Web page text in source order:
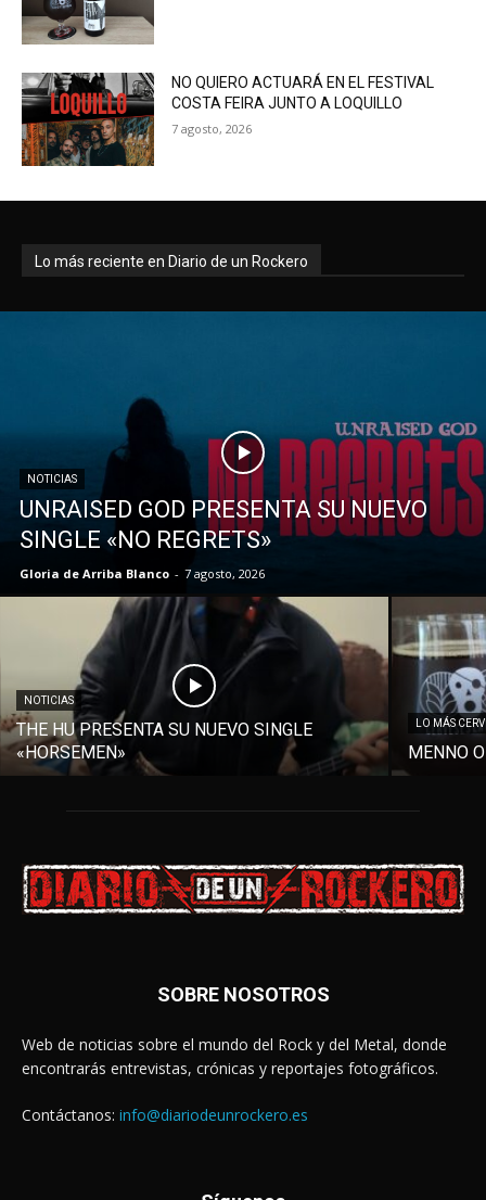
NO QUIERO ACTUARÁ EN EL FESTIVAL
COSTA FEIRA JUNTO A LOQUILLO
7 agosto, 2026
Lo más reciente en Diario de un Rockero
NOTICIAS
UNRAISED GOD PRESENTA SU NUEVO
SINGLE «NO REGRETS»
Gloria de Arriba Blanco - 7 agosto, 2026
NOTICIAS
THE HU PRESENTA SU NUEVO SINGLE
«HORSEMEN»
LO MÁS
MENNO
SOBRE NOSOTROS
Web de noticias sobre el mundo del Rock y del Metal, donde
encontrarás entrevistas, crónicas y reportajes fotográficos.
Contáctanos: info@diariodeunrockero.es